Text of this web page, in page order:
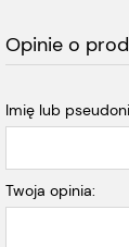
Opinie o
Imię lub
Twoja opinia: